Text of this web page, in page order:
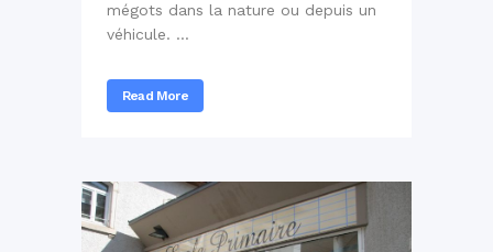
mégots dans la nature ou depuis un
véhicule. ...
Read More